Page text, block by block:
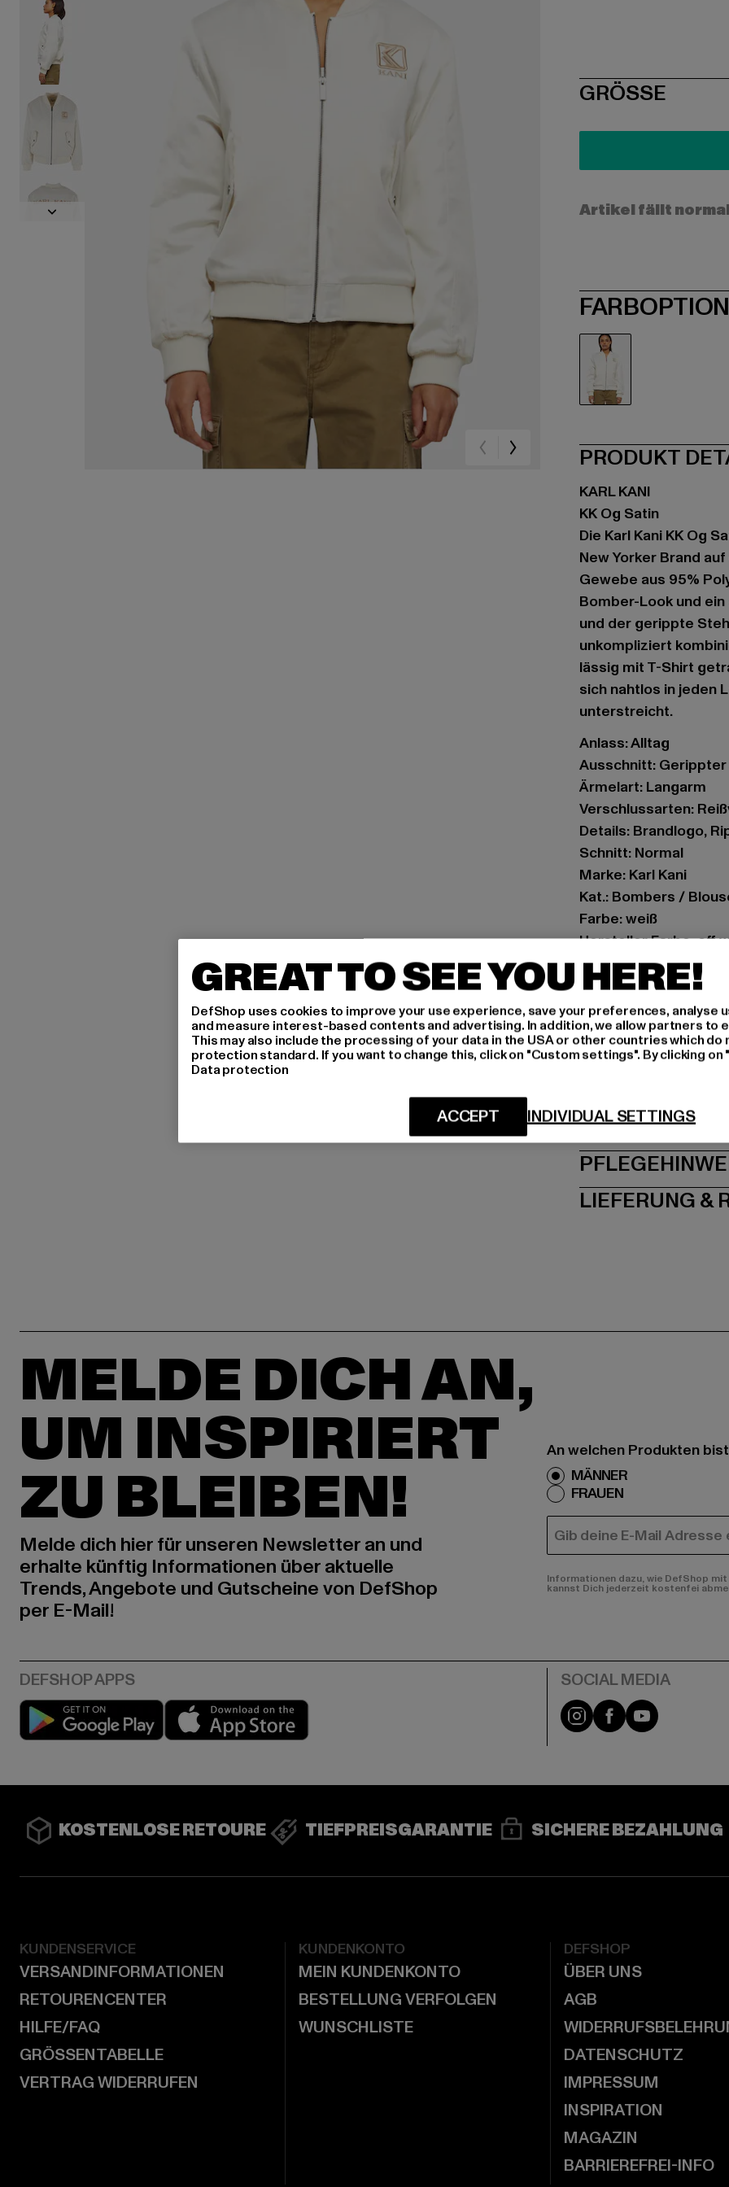
SIZE
GRÖSSE
Artikel fällt
PRODUKT
KARL KANI
KK Og Satin
Die Karl Kani KK Og
New Yorker Brand
Gewebe aus 95%
Bomber-Look und
und der gerippte
unkompliziert
lässig mit T-Shirt
sich nahtlos in jeden
unterstreicht.
Anlass: Alltag
Ausschnitt:
Ärmelart: Langarm
Verschlussarten:
Details: Brandlogo,
Schnitt: Normal
Marke: Karl Kani
Kat.: Bombers /
Farbe: weiß
Hersteller Farbe: off
Art.Nr: 6181194-04359
Hersteller: Urban
GRÖSSE
LIEFERUNG &
MELDE DICH AN,
UM INSPIRIERT
ZU BLEIBEN!
Melde dich hier für unseren Newsletter an und
erhalte künftig Informationen über aktuelle
Trends, Angebote und Gutscheine von DefShop
per E-Mail!
An welchen Produkten
MÄNNER
FRAUEN
E-MAIL
Informationen dazu, wie DefShop
kannst Dich jederzeit kostenfei
Play market Instagram
FacebookYouTube
KOSTENLOSE RETOURE TIEFPREISGARANTIE SICHERE BEZAHLUNG
KUNDENSERVICE
VERSANDINFORMATIONEN
RETOURENCENTER
HILFE/FAQ
GRÖSSENTABELLE
VERTRAG WIDERRUFEN
KUNDENKONTO
MEIN KUNDENKONTO
BESTELLUNG VERFOLGEN
WUNSCHLISTE
DEFSHOP
ÜBER UNS
AGB
DATENSCHUTZ
IMPRESSUM
INSPIRATION
MAGAZIN
BARRIEREFREI-INFO
GREAT TO SEE YOU HERE!
DefShop uses cookies to improve your use experience, save your preferences, analyse
and measure interest-based contents and advertising. In addition, we allow partners to
This may also include the processing of your data in the USA or other countries which do
protection standard. If you want to change this, click on "Custom settings". By clicking
Data protection
INDIVIDUAL SETTINGS
ACCEPT